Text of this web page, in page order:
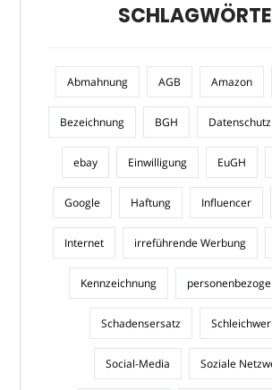
Abmahnung AGB Amazon
Bezeichnung BGH Datenschutz
ebay Einwilligung EuGH
Google Haftung Influencer
Internet irreführende Werbung
Kennzeichnung
Schadensersatz
Social-Media Soziale